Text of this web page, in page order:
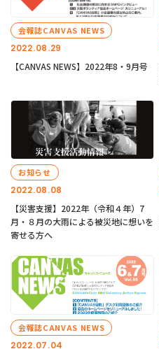
2022.08.29
会報誌CANVAS NEWS
【CANVAS NEWS】2022年8・9月号
2022.08.08
お知らせ
【災害支援】2022年（令和４年）7
月・８月の大雨による被災地に想いを
寄せる方へ
2022.07.04
会報誌CANVAS NEWS